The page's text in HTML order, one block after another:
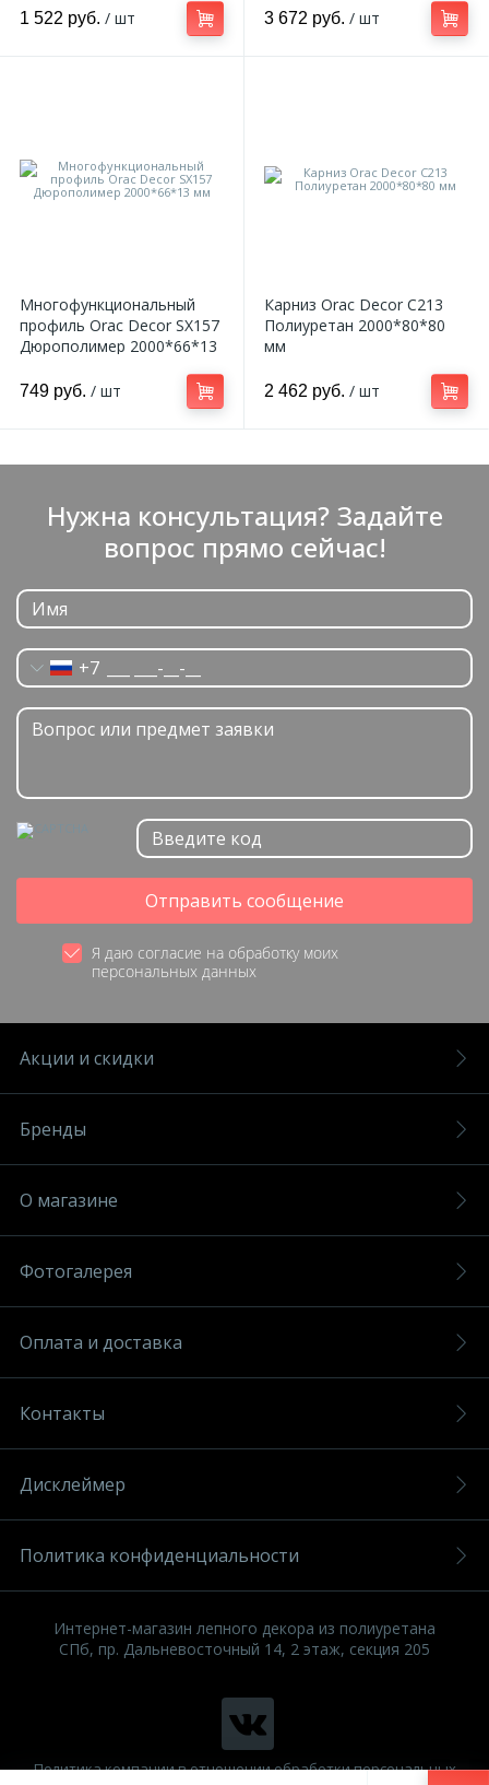
1 522 руб. / шт 3 672 руб. / шт
Многофункциональный
профиль Orac Decor SX157
Дюрополимер 2000*66*13
749 руб. / шт
Карниз Orac Decor C213
Полиуретан 2000*80*80
мм
2 462 руб. / шт
Нужна консультация? Задайте
вопрос прямо сейчас!
+7
Отправить сообщение
Я даю согласие на обработку моих
персональных данных
Акции и скидки
Бренды
О магазине
Фотогалерея
Оплата и доставка
Контакты
Дисклеймер
Политика конфиденциальности
Интернет-магазин лепного декора из полиуретана
СПб, пр. Дальневосточный 14, 2 этаж, секция 205
Политика компании в отношении обработки персональных